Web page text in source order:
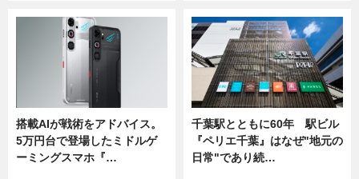
搭載AIが戦術をアドバイス。
5万円台で登場したミドルゲ
ーミングスマホ『…
千葉駅とともに60年 駅ビル
『ペリエ千葉』はなぜ"地元の
日常"であり続…